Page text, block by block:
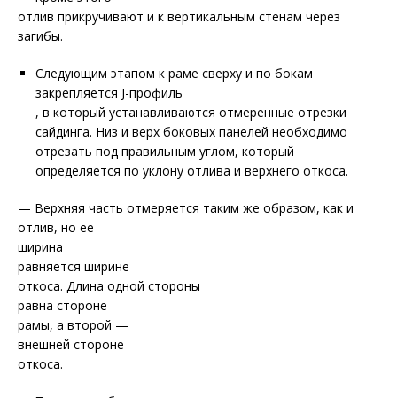
отлив прикручивают и к вертикальным стенам через
загибы.
Следующим этапом к раме сверху и по бокам
закрепляется J-профиль
, в который устанавливаются отмеренные отрезки
сайдинга. Низ и верх боковых панелей необходимо
отрезать под правильным углом, который
определяется по уклону отлива и верхнего откоса.
— Верхняя часть отмеряется таким же образом, как и
отлив, но ее
ширина
равняется ширине
откоса. Длина одной стороны
равна стороне
рамы, а второй —
внешней стороне
откоса.